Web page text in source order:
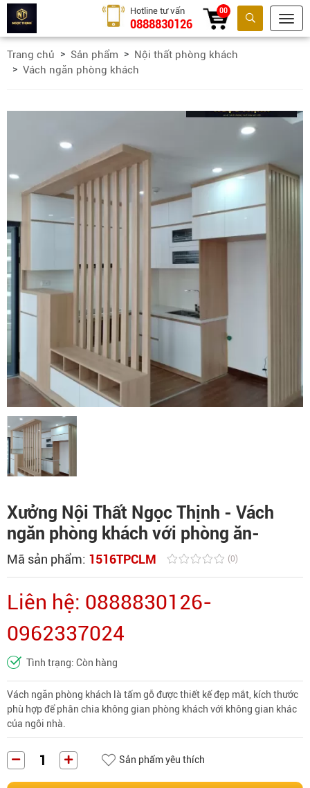
Tìm kiếm
Hotline tư vấn
0888830126
00
Trang chủ Sản phẩm
Nội thất phòng khách
Vách ngăn phòng khách
Xưởng Nội Thất Ngọc Thịnh - Vách
ngăn phòng khách với phòng ăn-
Mã sản phẩm: 1516TPCLM (0)
Liên hệ: 0888830126-
0962337024
Tình trạng: Còn hàng
Vách ngăn phòng khách là tấm gỗ được thiết kế đẹp mắt, kích thước
phù hợp để phân chia không gian phòng khách với không gian khác
của ngôi nhà.
Sản phẩm yêu thích